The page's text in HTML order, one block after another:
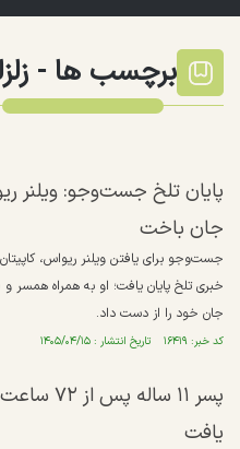
برچسب ها -
پایان تلخ جست‌و‌جو: ویلنر
جان باخت
جست‌و‌جو برای یافتن ویلنر ریواس، کاپیتان
خبری تلخ پایان یافت؛ او به همراه همسر و
جان خود را از دست داد.
کد خبر: ۱۶۴۱۹ تاریخ انتشار : ۱۴۰۵/۰۴/۱۵
پسر ۱۱
یافت